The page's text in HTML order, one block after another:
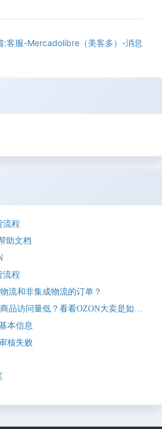
:客服-Mercadolibre（美客多）-消息
流程
助文档
流程
物流和非集成物流的订单 ？
商品访问量低 ？看看OZON大卖是如何
本信息
核失败